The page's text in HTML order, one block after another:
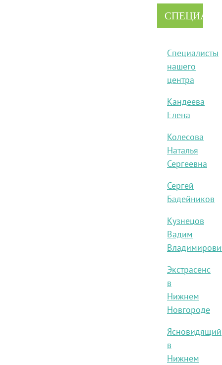
Специалисты
нашего
центра
Кандеева
Елена
Колесова
Наталья
Сергеевна
Сергей
Бадейников
Кузнецов
Вадим
Экстрасенс
в
Нижнем
Новгороде
Ясновидящий
в
Нижнем